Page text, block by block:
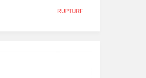
RUPTURE